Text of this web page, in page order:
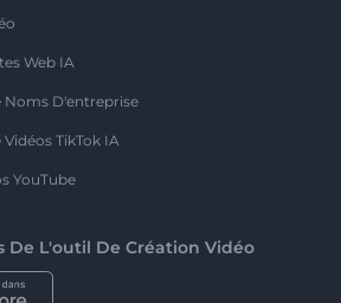
Web IA
Noms D'entreprise
TikTok IA
YouTube
De L'outil De Création Vidéo